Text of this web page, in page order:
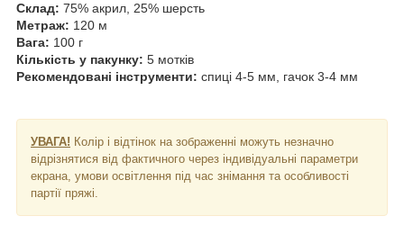
Склад: 75% акрил, 25% шерсть
Метраж: 120 м
Вага: 100 г
Кількість у пакунку: 5 мотків
Рекомендовані інструменти: спиці 4-5 мм, гачок 3-4 мм
УВАГА! Колір і відтінок на зображенні можуть незначно
відрізнятися від фактичного через індивідуальні параметри
екрана, умови освітлення під час знімання та особливості
партії пряжі.